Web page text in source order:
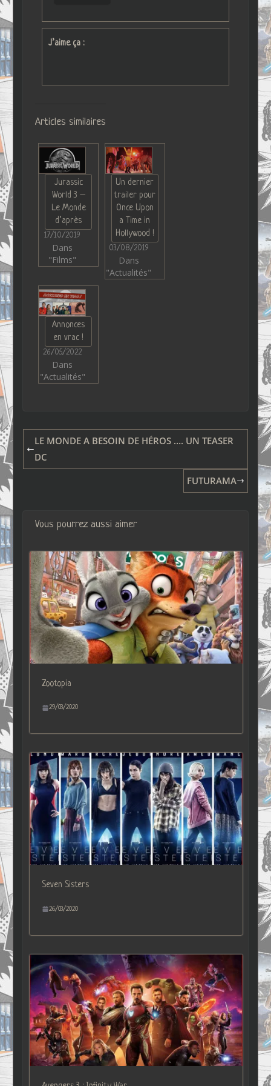
J’aime ça :
Articles similaires
Jurassic
World 3 –
Le Monde
d’après
17/10/2019
Dans
"Films"
Un dernier
trailer pour
Once Upon
a Time in
Hollywood !
03/08/2019
Dans
"Actualités"
Annonces
en vrac !
26/05/2022
Dans
"Actualités"
LE MONDE A BESOIN DE HÉROS …. UN TEASER
DC
FUTURAMA
Vous pourrez aussi aimer
Zootopia
29/03/2020
Seven Sisters
26/03/2020